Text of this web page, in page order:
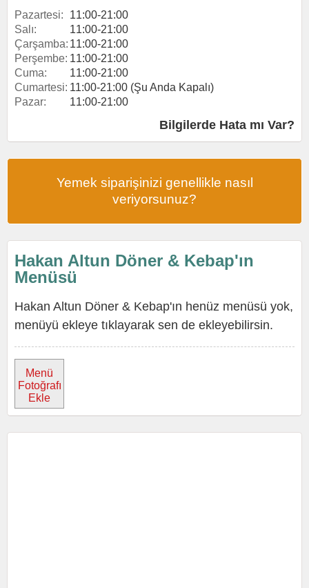
Pazartesi:
11:00-21:00
Salı:
11:00-21:00
Çarşamba: 11:00-21:00
Perşembe: 11:00-21:00
Cuma:
11:00-21:00
Cumartesi: 11:00-21:00 (Şu Anda Kapalı)
Pazar:
11:00-21:00
Bilgilerde Hata mı Var?
Yemek siparişinizi genellikle nasıl
veriyorsunuz?
Hakan Altun Döner & Kebap'ın
Menüsü
Hakan Altun Döner & Kebap'ın henüz menüsü yok,
menüyü ekleye tıklayarak sen de ekleyebilirsin.
Menü
Fotoğrafı
Ekle